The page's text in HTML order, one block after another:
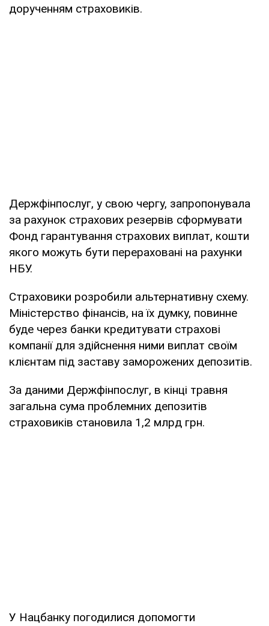
дорученням страховиків.
Держфінпослуг, у свою чергу, запропонувала
за рахунок страхових резервів сформувати
Фонд гарантування страхових виплат, кошти
якого можуть бути перераховані на рахунки
НБУ.
Страховики розробили альтернативну схему.
Міністерство фінансів, на їх думку, повинне
буде через банки кредитувати страхові
компанії для здійснення ними виплат своїм
клієнтам під заставу заморожених депозитів.
За даними Держфінпослуг, в кінці травня
загальна сума проблемних депозитів
страховиків становила 1,2 млрд грн.
У Нацбанку погодилися допомогти